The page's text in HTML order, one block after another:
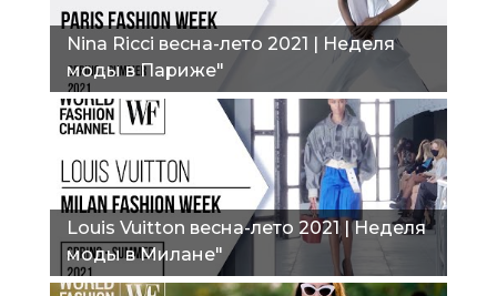
Nina Ricci весна-лето 2021 | Неделя
моды в Париже"
Louis Vuitton весна-лето 2021 | Неделя
моды в Милане"